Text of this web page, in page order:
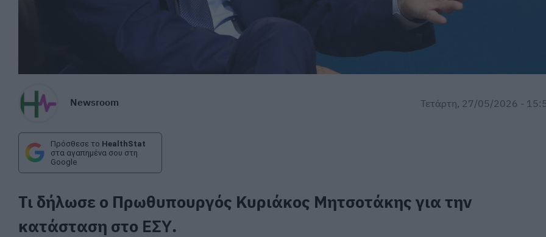
Newsroom Τετάρτη, 27/05/2026 -
Πρόσθεσε το HealthStat
στα αγαπημένα σου στη
Google
Τι δήλωσε ο Πρωθυπουργός Κυριάκος Μητσοτάκης για την
κατάσταση στο ΕΣΥ.